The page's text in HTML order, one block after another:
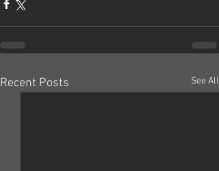
Recent Posts See All